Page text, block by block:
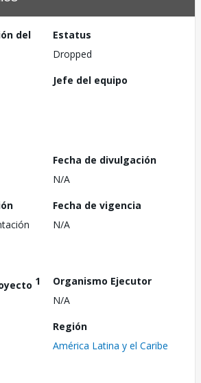
del
Estatus
Dropped
Jefe del equipo
Fecha de divulgación
N/A
Fecha de vigencia
N/A
1
Organismo Ejecutor
N/A
Región
América Latina y el Caribe